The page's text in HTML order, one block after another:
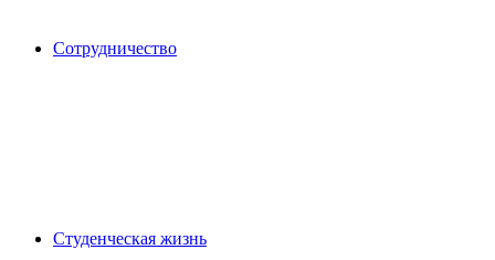
Сотрудничество
Студенческая жизнь